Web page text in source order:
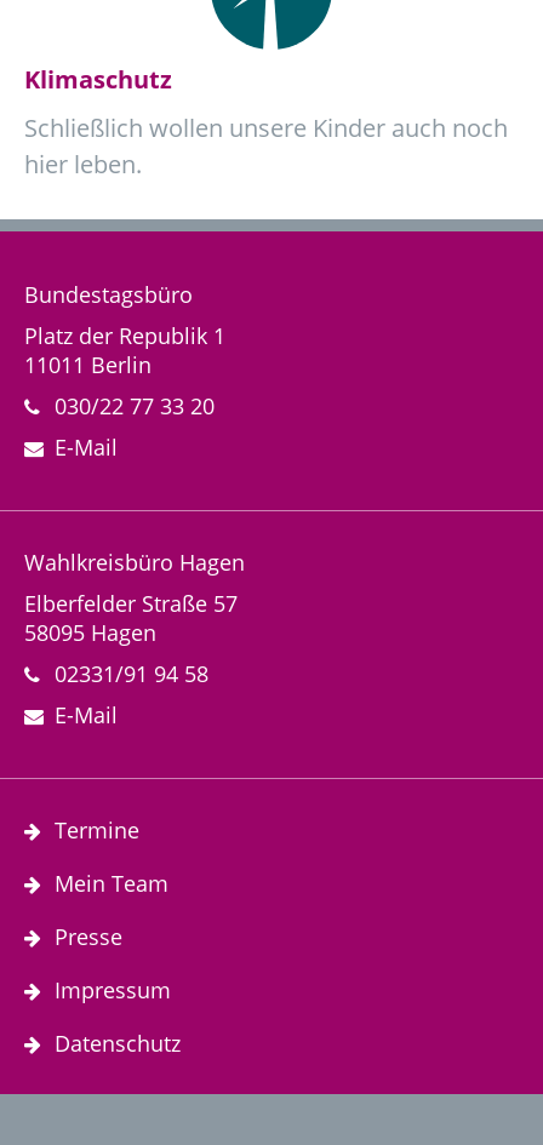
Klimaschutz
Schließlich wollen unsere Kinder auch noch
hier leben.
Bundestagsbüro
Platz der Republik 1
11011 Berlin
030/22 77 33 20
E-Mail
Wahlkreisbüro Hagen
Elberfelder Straße 57
58095 Hagen
02331/91 94 58
E-Mail
Termine
Mein Team
Presse
Impressum
Datenschutz